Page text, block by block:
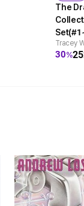
The
원
Tracey
30%